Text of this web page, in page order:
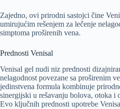
Zajedno, ovi prirodni sastojci čine
umirujućim rešenjem za lečenje
simptoma proširenih vena.
Prednosti Venisal
Venisal gel nudi niz prednosti
nelagodnost povezane sa proširenim
jedinstvena formula kombinuje
sinergijski u rešavanju bolova, otoka i
Evo ključnih prednosti upotrebe